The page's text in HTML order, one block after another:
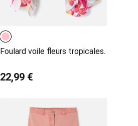
Foulard voile fleurs tropicales.
22,99 €